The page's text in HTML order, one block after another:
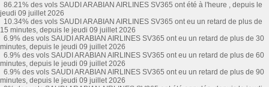
86.21% des vols SAUDI ARABIAN AIRLINES SV365 ont été à l'heure , depuis le
jeudi 09 juillet 2026
10.34% des vols SAUDI ARABIAN AIRLINES SV365 ont eu un retard de plus de
15 minutes, depuis le jeudi 09 juillet 2026
6.9% des vols SAUDI ARABIAN AIRLINES SV365 ont eu un retard de plus de 30
minutes, depuis le jeudi 09 juillet 2026
6.9% des vols SAUDI ARABIAN AIRLINES SV365 ont eu un retard de plus de 60
minutes, depuis le jeudi 09 juillet 2026
6.9% des vols SAUDI ARABIAN AIRLINES SV365 ont eu un retard de plus de 90
minutes, depuis le jeudi 09 juillet 2026